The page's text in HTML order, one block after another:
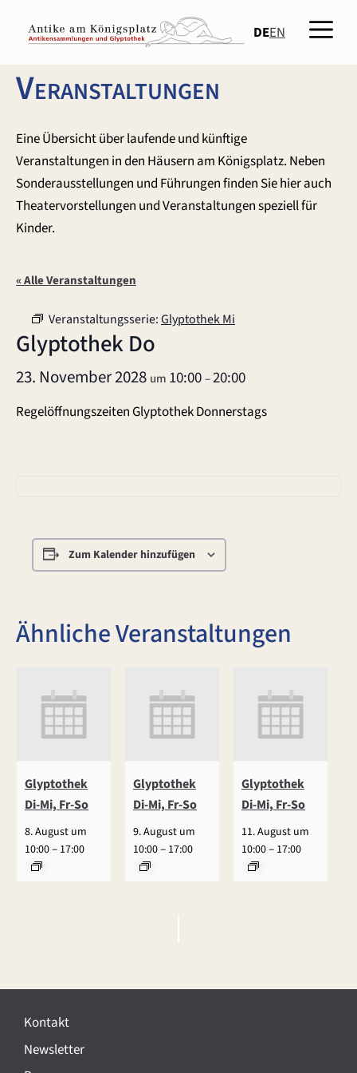
Inhalt
springen
DEEN
Veranstaltungen
Eine Übersicht über laufende und künftige
Veranstaltungen in den Häusern am Königsplatz. Neben
Sonderausstellungen und Führungen finden Sie hier auch
Theatervorstellungen und Veranstaltungen speziell für
Kinder.
« Alle Veranstaltungen
Veranstaltungsserie:Glyptothek Mi
Glyptothek Do
23. November 2028 um 10:00–20:00
Regelöffnungszeiten Glyptothek Donnerstags
Zum Kalender hinzufügen
Ähnliche Veranstaltungen
Glyptothek
Di-Mi, Fr-So
8. August um
10:00– 17:00
Glyptothek
Di-Mi, Fr-So
9. August um
10:00– 17:00
Glyptothek
Di-Mi, Fr-So
11. August um
10:00– 17:00
e
a
n
Kontakt
Newsletter